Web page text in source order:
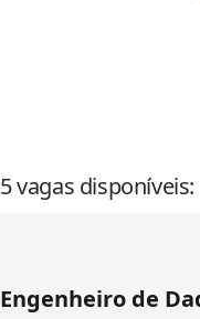
5 vagas disponíveis:
Engenheiro de